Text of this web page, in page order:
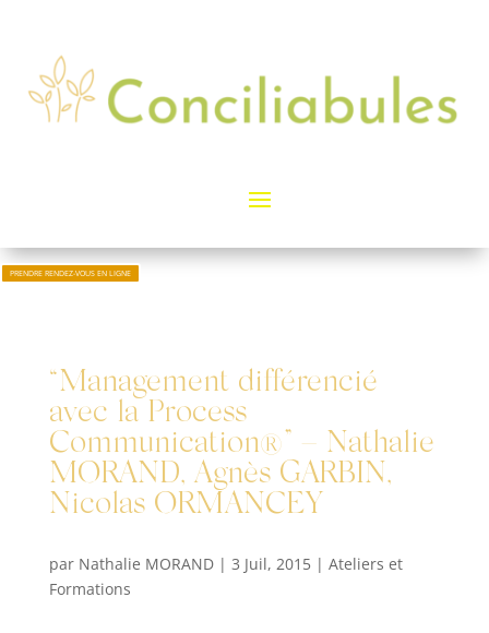
PRENDRE RENDEZ-VOUS EN LIGNE
“Management différencié
avec la Process
Communication®” – Nathalie
MORAND, Agnès GARBIN,
Nicolas ORMANCEY |
par Nathalie MORAND| 3 Juil, 2015| Ateliers et
Formations